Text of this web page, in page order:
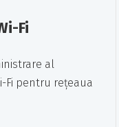
Fi
al
Fi pentru rețeaua